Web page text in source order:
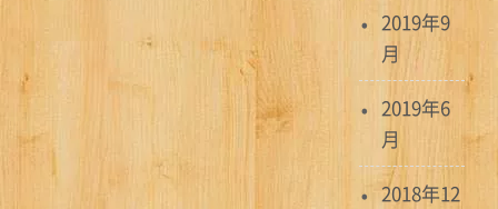
2019年9
月
2019年6
月
2018年12